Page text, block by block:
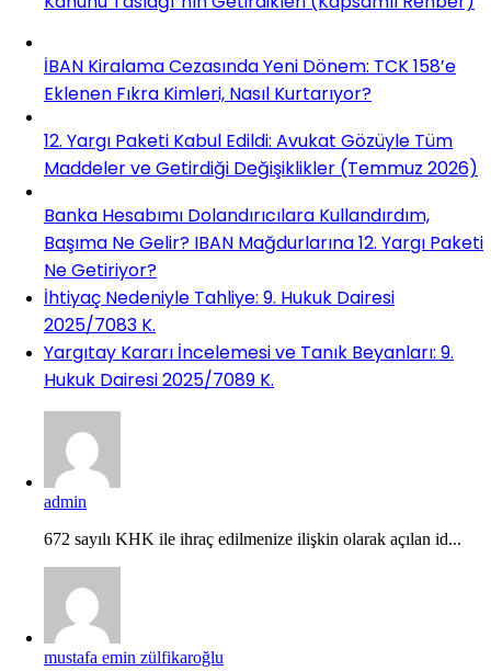
İBAN Kiralama Cezasında Yeni Dönem: TCK 158’e
Eklenen Fıkra Kimleri, Nasıl Kurtarıyor?
12. Yargı Paketi Kabul Edildi: Avukat Gözüyle Tüm
Maddeler ve Getirdiği Değişiklikler (Temmuz 2026)
Banka Hesabımı Dolandırıcılara Kullandırdım,
Başıma Ne Gelir? IBAN Mağdurlarına 12. Yargı Paketi
Ne Getiriyor?
İhtiyaç Nedeniyle Tahliye: 9. Hukuk Dairesi
2025/7083 K.
Yargıtay Kararı İncelemesi ve Tanık Beyanları: 9.
Hukuk Dairesi 2025/7089 K.
admin
672 sayılı KHK ile ihraç edilmenize ilişkin olarak açılan id...
mustafa emin zülfikaroğlu